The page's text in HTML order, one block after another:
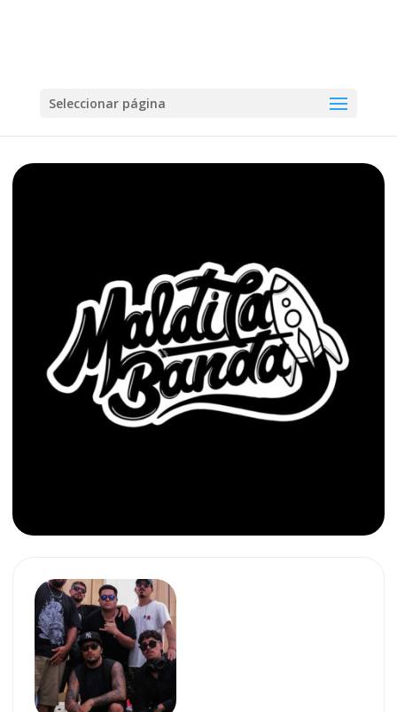
Seleccionar página